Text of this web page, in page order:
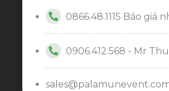
0866.48.1115 Báo giá
0906.412.568 - Mr